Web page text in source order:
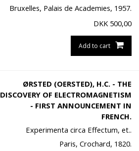
Bruxelles, Palais de Academies, 1957.
DKK 500,00
Add to cart
ØRSTED (OERSTED), H.C. - THE
DISCOVERY OF ELECTROMAGNETISM
- FIRST ANNOUNCEMENT IN
FRENCH.
Experimenta circa Effectum, et..
Paris, Crochard, 1820.